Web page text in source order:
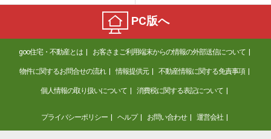
PC版へ
goo住宅・不動産とは お客さまご利用端末からの情報の外部送信について
物件に関するお問合せの流れ 情報提供元 不動産情報に関する免責事項
個人情報の取り扱いについて 消費税に関する表記について
プライバシーポリシー ヘルプ お問い合わせ 運営会社